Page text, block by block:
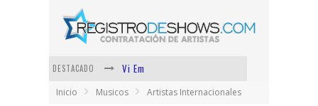
DESTACADO
Vi Em
Los Ángeles Azules
Inicio Musicos Artistas Internacionales